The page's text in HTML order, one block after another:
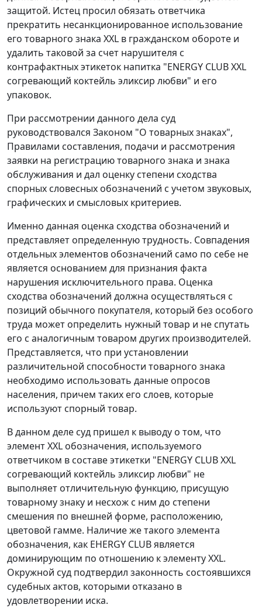
защитой. Истец просил обязать ответчика
прекратить несанкционированное использование
его товарного знака XXL в гражданском обороте и
удалить таковой за счет нарушителя с
контрафактных этикеток напитка "ENERGY CLUB XXL
согревающий коктейль эликсир любви" и его
упаковок.
При рассмотрении данного дела суд
руководствовался Законом "О товарных знаках",
Правилами составления, подачи и рассмотрения
заявки на регистрацию товарного знака и знака
обслуживания и дал оценку степени сходства
спорных словесных обозначений с учетом звуковых,
графических и смысловых критериев.
Именно данная оценка сходства обозначений и
представляет определенную трудность. Совпадения
отдельных элементов обозначений само по себе не
является основанием для признания факта
нарушения исключительного права. Оценка
сходства обозначений должна осуществляться с
позиций обычного покупателя, который без особого
труда может определить нужный товар и не спутать
его с аналогичным товаром других производителей.
Представляется, что при установлении
различительной способности товарного знака
необходимо использовать данные опросов
населения, причем таких его слоев, которые
используют спорный товар.
В данном деле суд пришел к выводу о том, что
элемент XXL обозначения, используемого
ответчиком в составе этикетки "ENERGY CLUB XXL
согревающий коктейль эликсир любви" не
выполняет отличительную функцию, присущую
товарному знаку и несхож с ним до степени
смешения по внешней форме, расположению,
цветовой гамме. Наличие же такого элемента
обозначения, как EHERGY CLUB является
доминирующим по отношению к элементу XXL.
Окружной суд подтвердил законность состоявшихся
судебных актов, которыми отказано в
удовлетворении иска.